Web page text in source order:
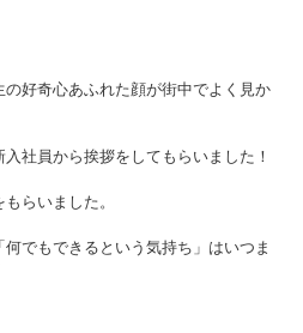
好奇心あふれた顔が街中でよく見か
社員から挨拶をしてもらいました！
らいました。
でもできるという気持ち」はいつま